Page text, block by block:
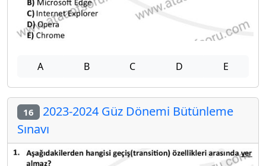
A B C D E
16 2023-2024 Güz Dönemi Bütünleme
Sınavı